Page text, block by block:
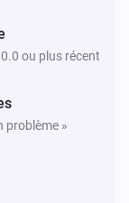
ou plus récent
problème »